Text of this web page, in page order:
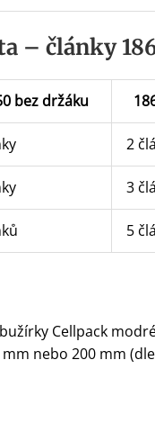
– články
bez držáku
2
3
5
Cellpack
nebo 200 mm